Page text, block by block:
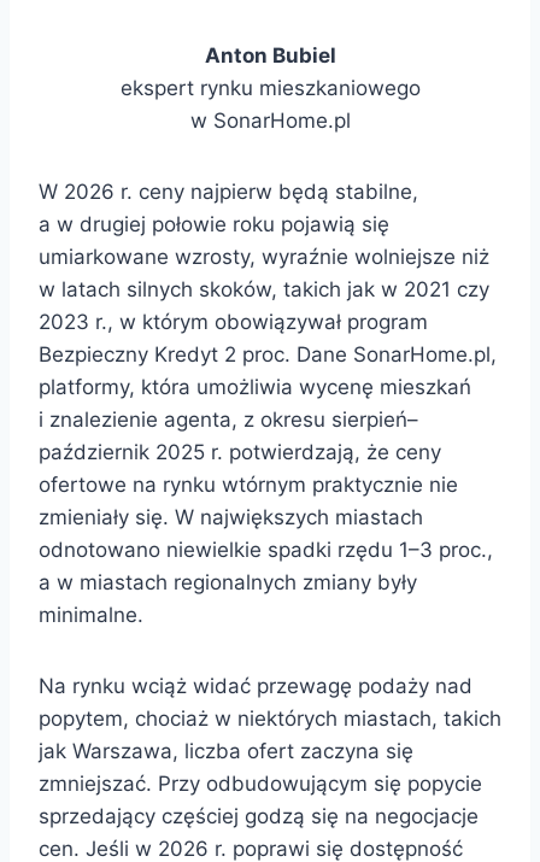
Anton Bubiel
ekspert rynku mieszkaniowego
w SonarHome.pl
W 2026 r. ceny najpierw będą stabilne,
a w drugiej połowie roku pojawią się
umiarkowane wzrosty, wyraźnie wolniejsze niż
w latach silnych skoków, takich jak w 2021 czy
2023 r., w którym obowiązywał program
Bezpieczny Kredyt 2 proc. Dane SonarHome.pl,
platformy, która umożliwia wycenę mieszkań
i znalezienie agenta, z okresu sierpień–
październik 2025 r. potwierdzają, że ceny
ofertowe na rynku wtórnym praktycznie nie
zmieniały się. W największych miastach
odnotowano niewielkie spadki rzędu 1–3 proc.,
a w miastach regionalnych zmiany były
minimalne.
Na rynku wciąż widać przewagę podaży nad
popytem, chociaż w niektórych miastach, takich
jak Warszawa, liczba ofert zaczyna się
zmniejszać. Przy odbudowującym się popycie
sprzedający częściej godzą się na negocjacje
cen. Jeśli w 2026 r. poprawi się dostępność